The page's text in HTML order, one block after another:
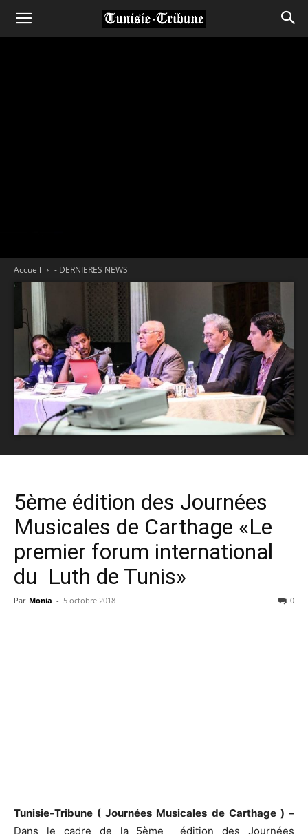
Accueil - DERNIERES NEWS
5ème édition des Journées
Musicales de Carthage «Le
premier forum international
du Luth de Tunis»
Par Monia - 5 octobre 2018 0
Tunisie-Tribune ( Journées Musicales de Carthage ) –
Dans le cadre de la 5ème édition des Journées